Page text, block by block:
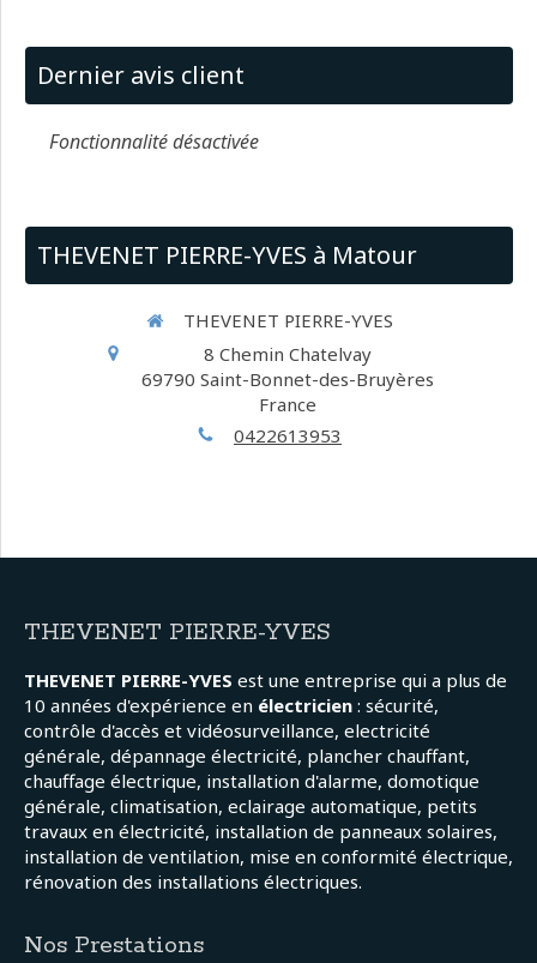
Dernier avis client
Fonctionnalité désactivée
THEVENET PIERRE-YVES à Matour
THEVENET PIERRE-YVES
8 Chemin Chatelvay
69790 Saint-Bonnet-des-Bruyères
France
0422613953
THEVENET PIERRE-YVES
THEVENET PIERRE-YVES est une entreprise qui a plus de
10 années d'expérience en électricien : sécurité,
contrôle d'accès et vidéosurveillance, electricité
générale, dépannage électricité, plancher chauffant,
chauffage électrique, installation d'alarme, domotique
générale, climatisation, eclairage automatique, petits
travaux en électricité, installation de panneaux solaires,
installation de ventilation, mise en conformité électrique,
rénovation des installations électriques.
Nos Prestations